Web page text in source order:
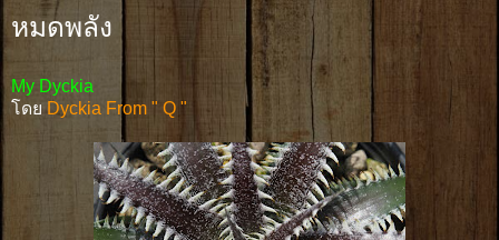
หมดพลัง
My Dyckia
โดยDyckia From " Q "